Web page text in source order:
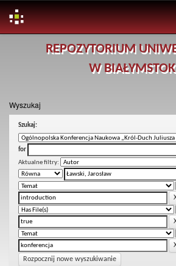
REPOZYTORIUM
W
Wyszukaj
Szukaj:
for
Aktualne filtry:
Rozpocznij nowe wyszukiwanie